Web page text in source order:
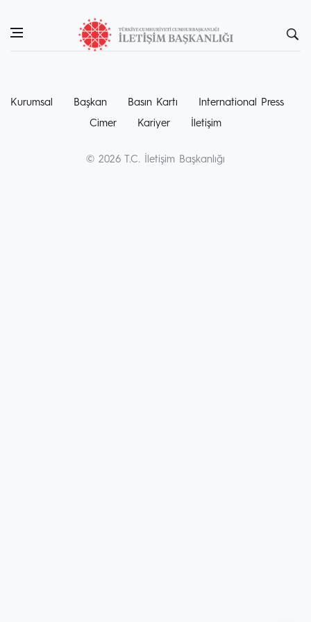
Kurumsal Başkan Basın Kartı
International Press
Cimer
Kariyer İletişim
© 2026 T.C. İletişim Başkanlığı